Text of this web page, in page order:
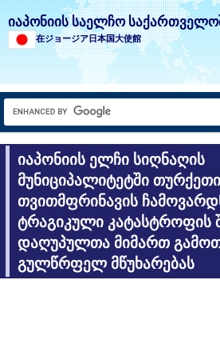
იაპონიის საელჩო
在ジョージア日本国大使館
იაპონიის ელჩი სიღნაღის
მუნიციპალიტეტში
თვითმფრინავის
ტრაგიკული კატასტროფის
დაღუპულთა მიმართ
გულწრფელ მწუხარებას